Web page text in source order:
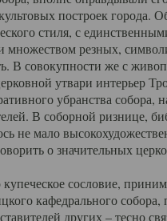
построек города.
стиля, с
резных,
В совокупности же с
утвари интерьер
убранства собора,
В соборной ризнице,
не мало
о значительных
сословие,
кафедрального
других – тесно